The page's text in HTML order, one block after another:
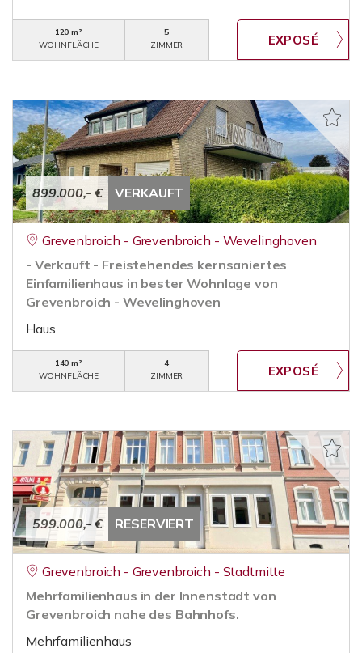
120 m²
WOHNFLÄCHE
5
ZIMMER
899.000,- € VERKAUFT
Grevenbroich - Grevenbroich - Wevelinghoven
- Verkauft - Freistehendes kernsaniertes
Einfamilienhaus in bester Wohnlage von
Grevenbroich - Wevelinghoven
Haus
140 m²
WOHNFLÄCHE
4
ZIMMER
599.000,- € RESERVIERT
Grevenbroich - Grevenbroich - Stadtmitte
Mehrfamilienhaus in der Innenstadt von
Grevenbroich nahe des Bahnhofs.
Mehrfamilienhaus